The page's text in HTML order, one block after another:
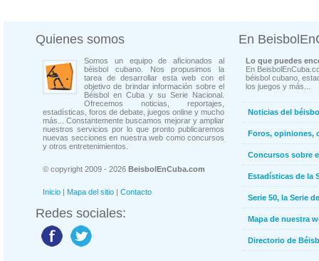
Quienes somos
Somos un equipo de aficionados al
béisbol cubano. Nos propusimos la
tarea de desarrollar esta web con el
objetivo de brindar información sobre el
Béisbol en Cuba y su Serie Nacional.
Ofrecemos noticias, reportajes,
estadísticas, foros de debate, juegos online y mucho
más... Constantemente buscamos mejorar y ampliar
nuestros servicios por lo que pronto publicaremos
nuevas secciones en nuestra web como concursos
y otros entretenimientos.
© copyright 2009 - 2026 BeisbolEnCuba.com
Inicio | Mapa del sitio | Contacto
Redes sociales:
En
Lo que puedes
En
béisbol cubano,
los juegos y más...
Noticias del
Foros, opiniones,
Concursos sobre
Estadísticas de la
Serie 50, la Serie
Mapa de nuestra
Directorio de